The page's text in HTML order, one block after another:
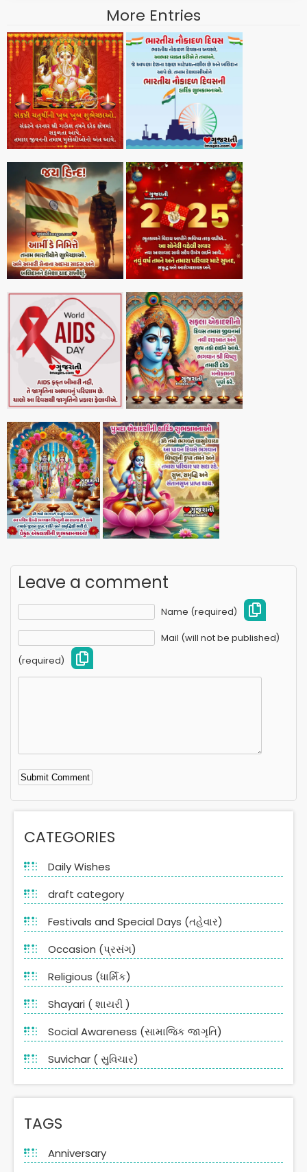
More Entries
Leave a comment
Name (required)
Mail (will not be published)
(required)
Alternative:
CATEGORIES
Daily Wishes
draft category
Festivals and Special Days (તહેવાર)
Occasion (પ્રસંગ)
Religious (ધાર્મિક)
Shayari ( શાયરી )
Social Awareness (સામાજિક જાગૃતિ)
Suvichar ( સુવિચાર)
TAGS
Anniversary